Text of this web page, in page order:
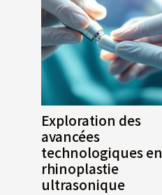
Exploration des
avancées
technologiques en
rhinoplastie
ultrasonique